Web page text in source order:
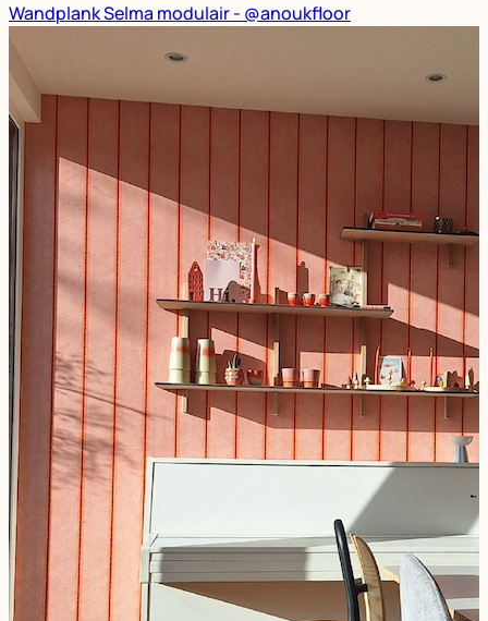
Wandplank Selma modulair - @anoukfloor